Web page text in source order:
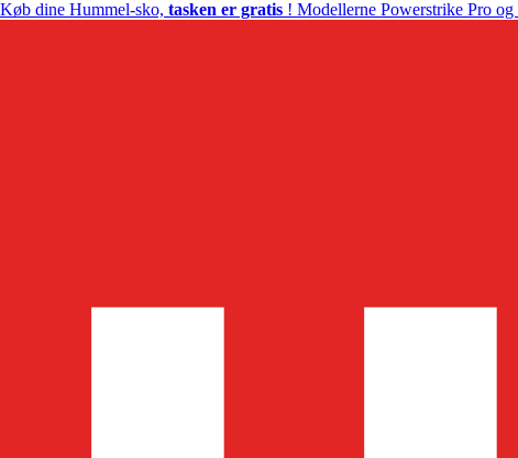
Køb dine Hummel-sko, tasken er gratis ! Modellerne Powerstrike Pro